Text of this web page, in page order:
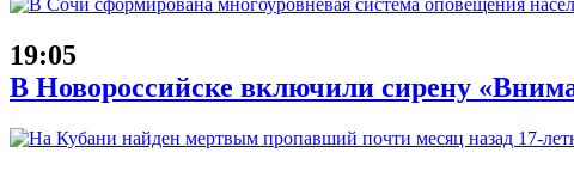
19:05
В Новороссийске включили сирену